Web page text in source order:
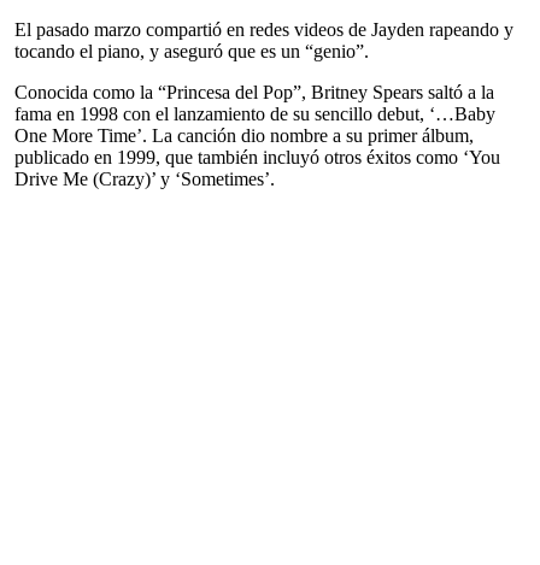
El pasado marzo compartió en redes videos de Jayden rapeando y
tocando el piano, y aseguró que es un “genio”.
Conocida como la “Princesa del Pop”, Britney Spears saltó a la
fama en 1998 con el lanzamiento de su sencillo debut, ‘…Baby
One More Time’. La canción dio nombre a su primer álbum,
publicado en 1999, que también incluyó otros éxitos como ‘You
Drive Me (Crazy)’ y ‘Sometimes’.